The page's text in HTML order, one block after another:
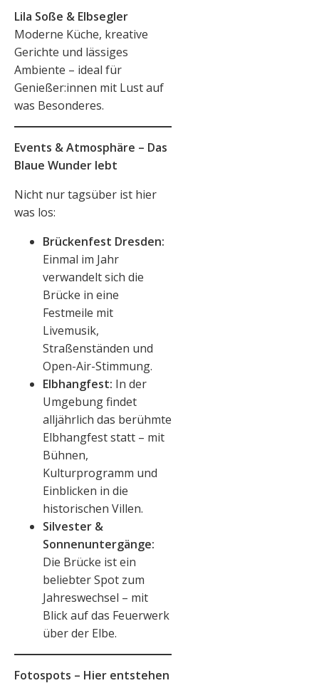
Lila Soße & Elbsegler
Moderne Küche, kreative
Gerichte und lässiges
Ambiente – ideal für
Genießer:innen mit Lust auf
was Besonderes.
Events & Atmosphäre – Das
Blaue Wunder lebt
Nicht nur tagsüber ist hier
was los:
Brückenfest Dresden:
Einmal im Jahr
verwandelt sich die
Brücke in eine
Festmeile mit
Livemusik,
Straßenständen und
Open-Air-Stimmung.
Elbhangfest: In der
Umgebung findet
alljährlich das berühmte
Elbhangfest statt – mit
Bühnen,
Kulturprogramm und
Einblicken in die
historischen Villen.
Silvester &
Sonnenuntergänge:
Die Brücke ist ein
beliebter Spot zum
Jahreswechsel – mit
Blick auf das Feuerwerk
über der Elbe.
Fotospots – Hier entstehen